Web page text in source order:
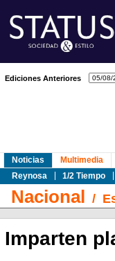
Ediciones Anteriores
Noticias
Reynosa
1/2 Tiempo
Multimedia
Nacional /
Imparten